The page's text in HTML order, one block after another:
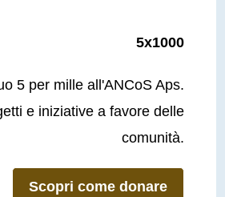
5x1000
5 per mille all'ANCoS Aps.
e iniziative a favore delle
comunità.
Scopri come donare